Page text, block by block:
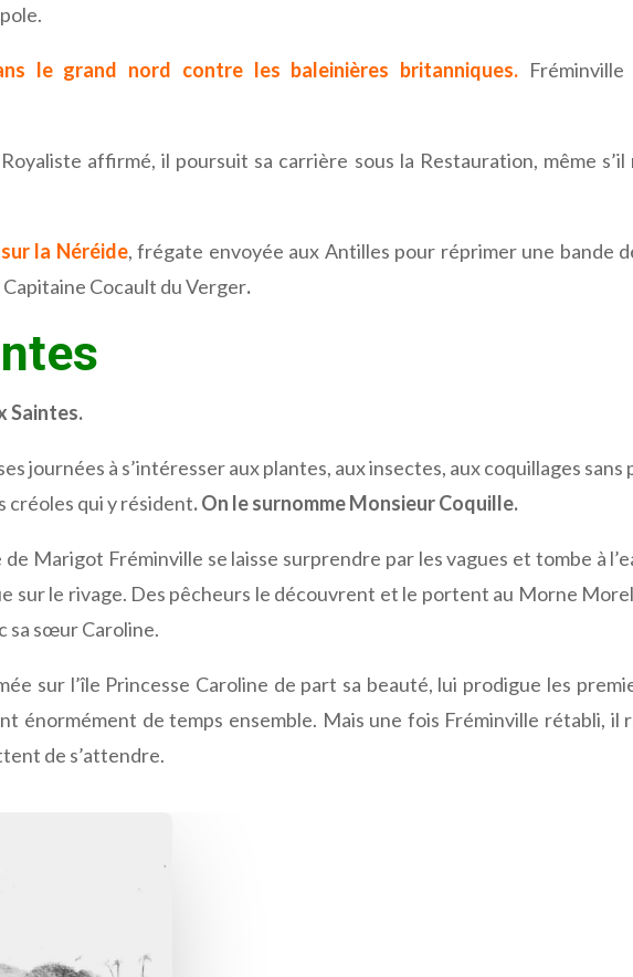
le grand nord contre les baleinières britanniques.
affirmé, il poursuit sa carrière sous la Restauration, même s’il
la Néréide, frégate envoyée aux Antilles pour réprimer une bande
Cocault du Verger.
Saintes.
journées à s’intéresser aux plantes, aux insectes, aux coquillages
créoles qui y résident. On le surnomme Monsieur Coquille.
Marigot Fréminville se laisse surprendre par les vagues et tombe à
sur le rivage. Des pêcheurs le découvrent et le portent au Morne
sa sœur Caroline.
sur l’île Princesse Caroline de part sa beauté, lui prodigue les
énormément de temps ensemble. Mais une fois Fréminville rétabli, il
de s’attendre.